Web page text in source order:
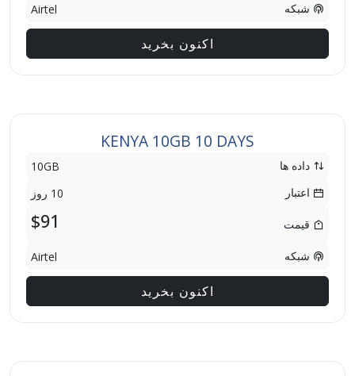
شبکه Airtel
اکنون بخرید
KENYA 10GB 10 DAYS
داده ها
10GB
اعتبار
10 روز
قیمت $91
شبکه Airtel
اکنون بخرید